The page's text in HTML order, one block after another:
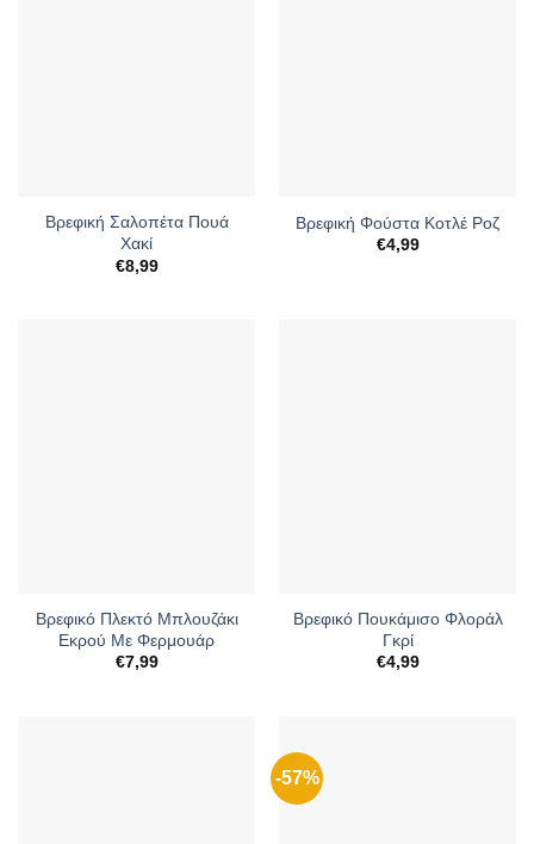
Βρεφική Σαλοπέτα Πουά
Χακί
€8,99
Βρεφική Φούστα Κοτλέ Ροζ
€4,99
Βρεφικό Πλεκτό Μπλουζάκι
Εκρού Με Φερμουάρ
€7,99
Βρεφικό Πουκάμισο Φλοράλ
Γκρί
€4,99
-57%